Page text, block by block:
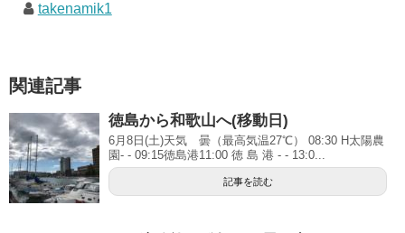
takenamik1
関連記事
徳島から和歌山へ(移動日)
6月8日(土)天気 曇（最高気温27℃） 08:30 H太陽農
園- - 09:15徳島港11:00 徳 島 港 - - 13:0...
記事を読む